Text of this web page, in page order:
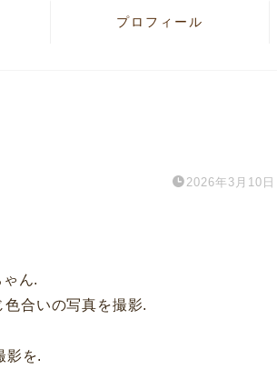
プロフィール
2026年3月10日
ん.
合いの写真を撮影.
影を.